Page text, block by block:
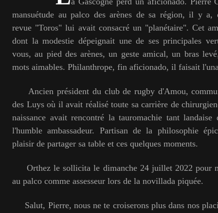
mansuétude au palco des arènes de sa région, il y a,
revue "Toros" lui avait consacré un "planétaire". Cet
dont la modestie dépeignait une de ses principales
vous, au pied des arènes, un geste amical, un bras
mots aimables. Philanthrope, fin aficionado, il faisait
Ancien président du club de rugby d'Amou,
des Luys où il avait réalisé toute sa carrière de
naissance avait rencontré la tauromachie tant
l'humble ambassadeur. Partisan de la philosophie
plaisir de partager sa table et ces quelques moments.
Orthez le sollicita le dimanche 24 juillet 2022 pour
au palco comme assesseur lors de la novillada piquée.
Salut, Pierre, nous ne te croiserons plus dans nos